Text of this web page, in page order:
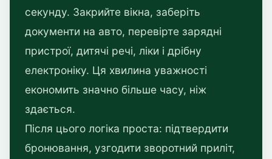
секунду. Закрийте вікна, заберіть
документи на авто, перевірте зарядні
пристрої, дитячі речі, ліки і дрібну
електроніку. Ця хвилина уважності
економить значно більше часу, ніж
здається.
Після цього логіка проста: підтвердити
бронювання, узгодити зворотний приліт,